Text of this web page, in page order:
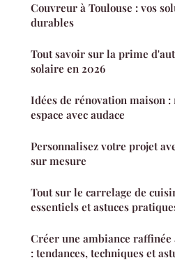
Couvreur à Toulouse : vos
durables
Tout savoir sur la prime
solaire en 2026
Idées de rénovation maison
espace avec audace
Personnalisez votre projet
sur mesure
Tout sur le carrelage de
essentiels et astuces
Créer une ambiance
: tendances, techniques et